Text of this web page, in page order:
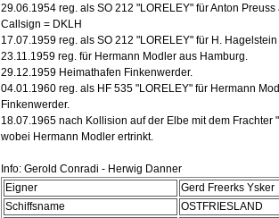
29.06.1954 reg. als SO 212 "LORELEY" für Anton
Callsign = DKLH
17.07.1959 reg. als SO 212 "LORELEY" für H.
23.11.1959 reg. für Hermann Modler aus Hamburg.
29.12.1959 Heimathafen Finkenwerder.
04.01.1960 reg. als HF 535 "LORELEY" für Hermann
Finkenwerder.
18.07.1965 nach Kollision auf der Elbe mit dem Frachter
wobei Hermann Modler ertrinkt.
Info: Gerold Conradi - Herwig Danner
Eigner
Gerd Freerks Ysker
Schiffsname
OSTFRIESLAND